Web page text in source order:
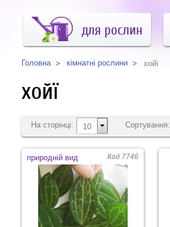
для рослин
Головна кімнатні рослини хойї
хойї
На сторінці: 10 Сортування:
природній вид Код 7746